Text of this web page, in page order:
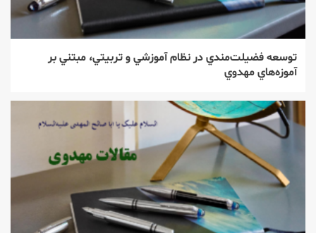
توسعه فضيلت‌مندي در نظام آموزشي و تربيتي، مبتني بر
آموزه‌هاي مهدوي